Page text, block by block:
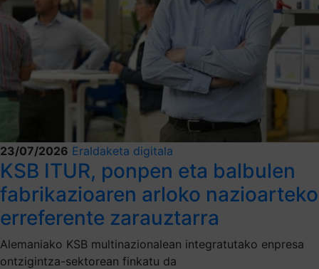
23/07/2026 Eraldaketa digitala
KSB ITUR, ponpen eta balbulen
fabrikazioaren arloko nazioarteko
erreferente zarauztarra
Alemaniako KSB multinazionalean integratutako enpresa
ontzigintza-sektorean finkatu da